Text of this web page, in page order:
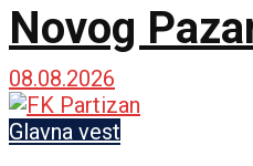
Novog
– Nije
smrti, ali
08.08.2026
Glavna vest